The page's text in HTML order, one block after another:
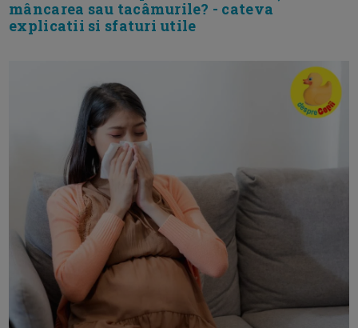
mâncarea sau tacâmurile? - cateva
explicatii si sfaturi utile